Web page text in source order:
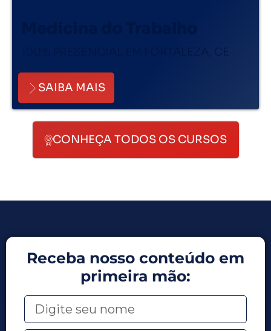
100% PRESENCIAL EM FORTALEZA, CE
SAIBA MAIS
CONHEÇA TODOS OS CURSOS
Receba nosso conteúdo em
primeira mão: